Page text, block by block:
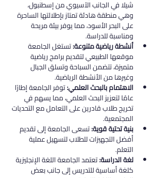
شيلا في الجانب الآسيوي من إسطنبول،
وهي منطقة هادئة تمتاز بإطلالتها الساحرة
على البحر الأسود، مما يوفر بيئة مريحة
ومناسبة للدراسة.
أنشطة رياضية متنوعة: تستغل الجامعة
موقعها الطبيعي لتقديم برامج رياضية
متميزة، تتضمن السباحة وتسلق الجبال
وغيرها من الأنشطة الرياضية.
الاهتمام بالبحث العلمي: توفر الجامعة إطارًا
عامًا لتعزيز البحث العلمي، مما يسهم في
تخريج طلاب قادرين على التعامل مع التحديات
المجتمعية.
بنية تحتية قوية: تسعى الجامعة إلى تقديم
أفضل التجهيزات للطلاب لتسهيل عملية
التعلم.
لغة الدراسة: تعتمد الجامعة اللغة الإنجليزية
كلغة أساسية للتدريس إلى جانب بعض